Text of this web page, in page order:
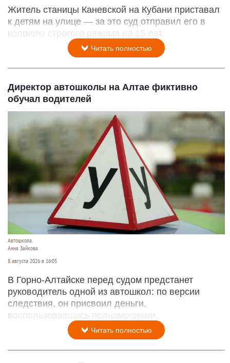
Житель станицы Каневской на Кубани приставал
к детям на улице — за это суд отправил его в
колонию строгого режима на 15 лет.
Читать полностью
Директор автошколы на Алтае фиктивно
обучал водителей
Автошкола.
Анна Зайкова
8 августа 2026 в 16:05
В Горно-Алтайске перед судом предстанет
руководитель одной из автошкол: по версии
следствия, он присвоил деньги,
воспользовавшись полномочиями.
Читать полностью